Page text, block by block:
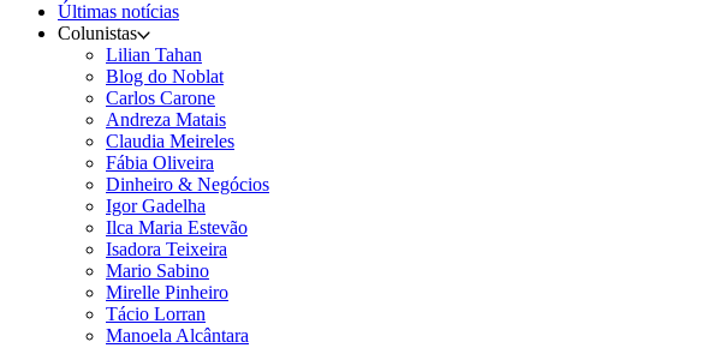
Últimas notícias
Colunistas
Lilian Tahan
Blog do Noblat
Carlos Carone
Andreza Matais
Claudia Meireles
Fábia Oliveira
Dinheiro & Negócios
Igor Gadelha
Ilca Maria Estevão
Isadora Teixeira
Mario Sabino
Mirelle Pinheiro
Tácio Lorran
Manoela Alcântara